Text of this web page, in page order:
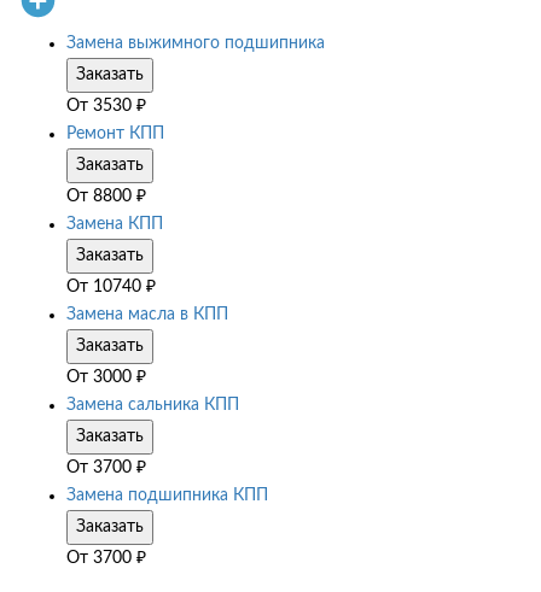
Замена выжимного подшипника
Заказать
От 3530 ₽
Ремонт КПП
Заказать
От 8800 ₽
Замена КПП
Заказать
От 10740 ₽
Замена масла в КПП
Заказать
От 3000 ₽
Замена сальника КПП
Заказать
От 3700 ₽
Замена подшипника КПП
Заказать
От 3700 ₽